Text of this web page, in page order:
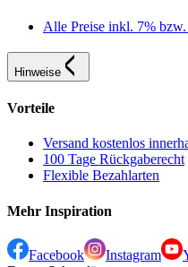
Alle Preise inkl. 7% bzw.
Hinweise
Vorteile
Versand kostenlos
100 Tage Rückgaberecht
Flexible Bezahlarten
Mehr Inspiration
Facebook Instagram